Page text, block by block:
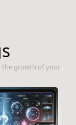
the growth of your